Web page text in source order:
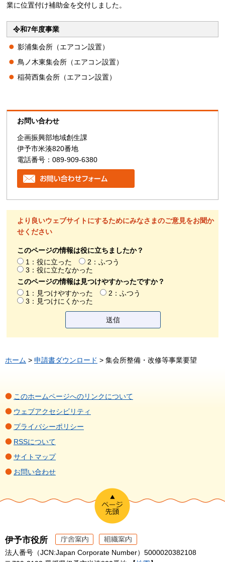
業に位置付け補助金を交付しました。
令和7年度事業
影浦集会所（エアコン設置）
鳥ノ木東集会所（エアコン設置）
稲荷西集会所（エアコン設置）
お問い合わせ
企画振興部地域創生課
伊予市米湊820番地
電話番号：089-909-6380
より良いウェブサイトにするためにみなさまのご意見をお聞か
せください
このページの情報は役に立ちましたか？
1：役に立った
2：ふつう
3：役に立たなかった
このページの情報は見つけやすかったですか？
1：見つけやすかった
2：ふつう
3：見つけにくかった
ホーム > 申請書ダウンロード > 集会所整備・改修等事業要望
このホームページへのリンクについて
ウェブアクセシビリティ
プライバシーポリシー
RSSについて
サイトマップ
お問い合わせ
伊予市役所
法人番号（JCN:Japan Corporate Number）5000020382108